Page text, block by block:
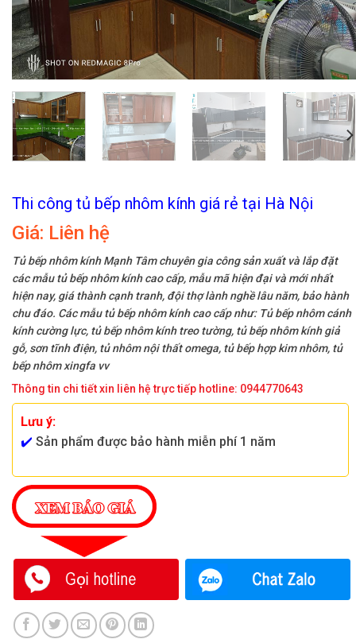
Thi công tủ bếp nhôm kính giá rẻ tại Hà Nội
Giá: Liên hệ
Tủ bếp nhôm kính Mạnh Tâm chuyên gia công sản xuất và lắp đặt
các mẫu tủ bếp nhôm kính cao cấp, mẫu mã hiện đại và mới nhất
hiện nay, giá thành cạnh tranh, đội thợ lành nghề lâu năm, bảo hành
chu đáo. Các mẫu tủ bếp nhôm kính cao cấp như: Tủ bếp nhôm cánh
kính cường lực, tủ bếp nhôm kính treo tường, tủ bếp nhôm kính giả
gỗ, sơn tĩnh điện, tủ nhôm nội thất omega, tủ bếp hợp kim nhôm, tủ
bếp nhôm xingfa vv
Thông tin chi tiết xin liên hệ trực tiếp hotline: 0944770643
Lưu ý:
✔️ Sản phẩm được bảo hành miễn phí 1 năm